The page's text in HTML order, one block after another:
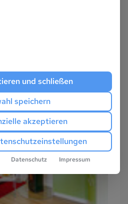
Service-Gruppen, für die
und schließen
speichern
akzeptieren
Datenschutz Impressum